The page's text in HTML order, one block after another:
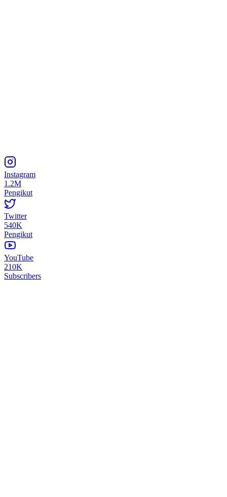
Instagram
1.2M
Pengikut
Twitter
540K
Pengikut
YouTube
210K
Subscribers